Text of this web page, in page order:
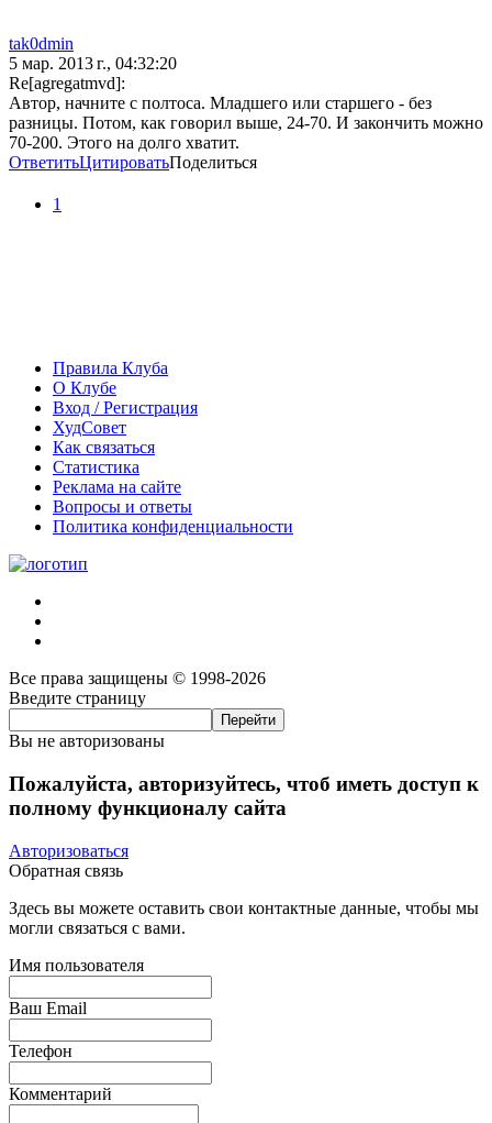
tak0dmin
5 мар. 2013 г., 04:32:20
Re[agregatmvd]:
Автор, начните с полтоса. Младшего или старшего - без
разницы. Потом, как говорил выше, 24-70. И закончить можно
70-200. Этого на долго хватит.
ОтветитьЦитироватьПоделиться
1
Правила Клуба
О Клубе
Вход / Регистрация
ХудСовет
Как связаться
Статистика
Реклама на сайте
Вопросы и ответы
Политика конфиденциальности
Все права защищены © 1998-2026
Введите страницу
Вы не авторизованы
Пожалуйста, авторизуйтесь, чтоб иметь доступ к
полному функционалу сайта
Авторизоваться
Обратная связь
Здесь вы можете оставить свои контактные данные, чтобы мы
могли связаться с вами.
Имя пользователя
Ваш Email
Телефон
Комментарий